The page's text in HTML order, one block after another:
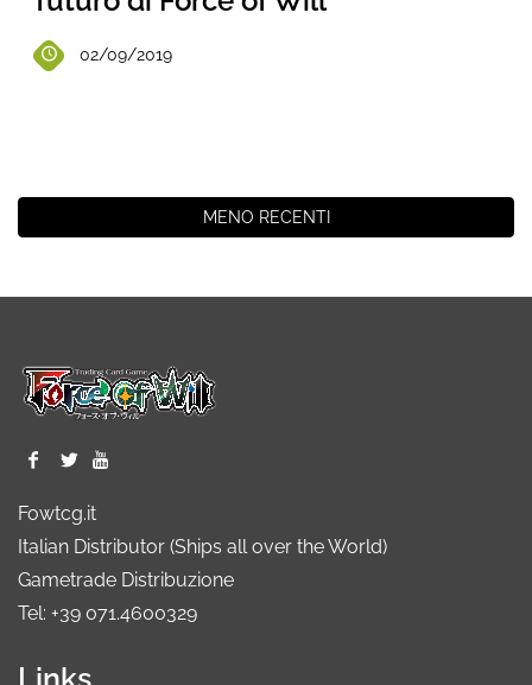
02/09/2019
MENO RECENTI
Fowtcg.it
Italian Distributor (Ships all over the World)
Gametrade Distribuzione
Tel: +39 071.4600329